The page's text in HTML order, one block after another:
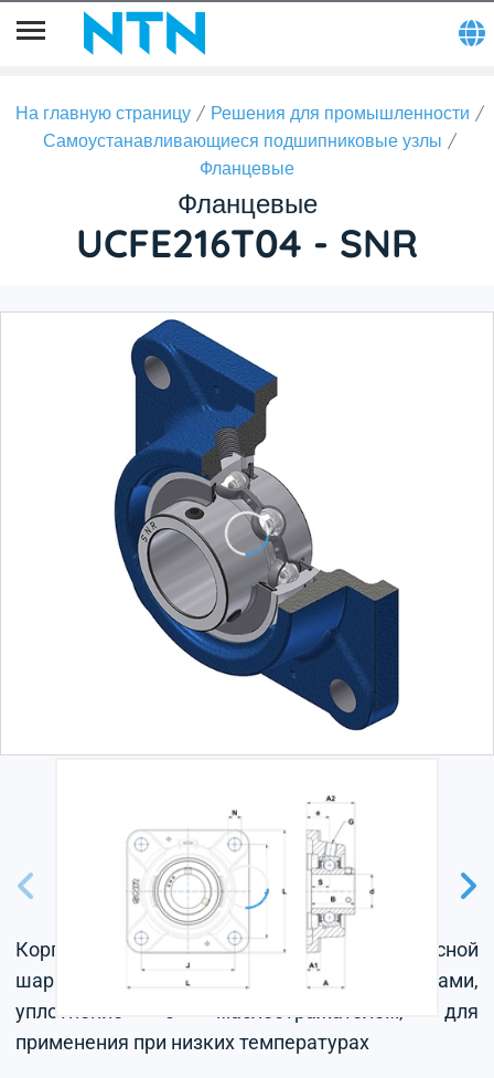
На главную страницу
Решения для промышленности
Самоустанавливающиеся подшипниковые узлы
Фланцевые
Фланцевые
UCFE216T04 - SNR
Корпус из серого чугуна, радиальный корпусной
шарикоподшипник с установочными винтами,
уплотнение с маслоотражателем, для
применения при низких температурах